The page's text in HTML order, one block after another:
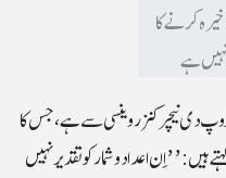
دی نیچر کنزروینسی سے ہے، جس کا
اعداد و شمار کو تقدیر نہیں